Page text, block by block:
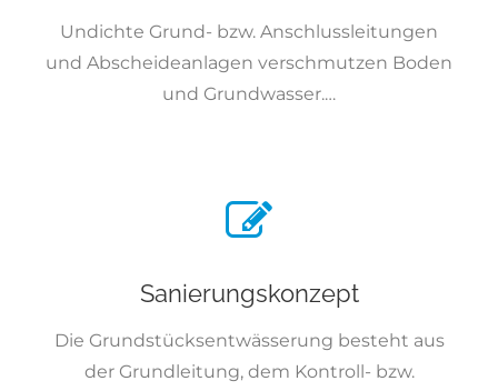
Undichte Grund- bzw. Anschlussleitungen
und Abscheideanlagen verschmutzen Boden
und Grundwasser.…
Sanierungskonzept
Die Grundstücksentwässerung besteht aus
der Grundleitung, dem Kontroll- bzw.